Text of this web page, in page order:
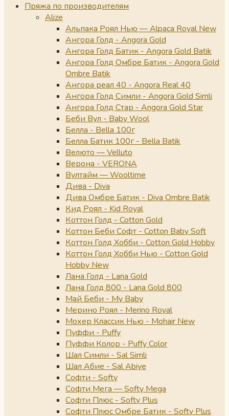
Пряжа по производителям
Alize
Альпака Роял Нью — Alpaca Royal New
Ангора Голд - Angora Gold
Ангора Голд Батик - Angora Gold Batik
Ангора Голд Омбре Батик - Angora Gold
Ombre Batik
Ангора реал 40 - Angora Real 40
Ангора Голд Симли - Angora Gold Simli
Ангора Голд Стар - Angora Gold Star
Беби Вул - Baby Wool
Белла - Bella 100г
Белла Батик 100г - Bella Batik
Велюто — Velluto
Верона - VERONA
Вултайм — Wooltime
Дива - Diva
Дива Омбре Батик - Diva Ombre Batik
Кид Роял - Kid Royal
Коттон Голд - Cotton Gold
Коттон Беби Софт - Cotton Baby Soft
Коттон Голд Хобби - Cotton Gold Hobby
Коттон Голд Хобби Нью - Cotton Gold
Hobby New
Лана Голд - Lana Gold
Лана Голд 800 - Lana Gold 800
Май Беби - My Baby
Мерино Роял - Merino Royal
Мохер Классик Нью - Mohair New
Пуффи - Puffy
Пуффи Колор - Puffy Color
Шал Симли - Sal Simli
Шал Абие - Sal Abiye
Софти - Softy
Софти Мега — Softy Mega
Софти Плюс - Softy Plus
Софти Плюс Омбре Батик - Softy Plus